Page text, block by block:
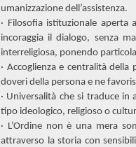
umanizzazione dell’assistenza.
· Filosofia istituzionale aperta
incoraggia il dialogo, senza
interreligiosa, ponendo
· Accoglienza e centralità
doveri della persona e ne
· Universalità che si traduce
tipo ideologico, religioso o
· L’Ordine non è una mera
attraverso la storia con